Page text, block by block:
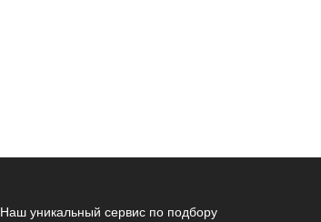
Наш уникальный сервис по подбору